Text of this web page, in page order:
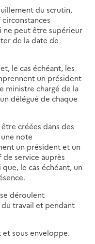
du scrutin,
ne peut être supérieur
de la date de
le cas échéant, les
un président
ministre chargé de la
délégué de chaque
créées dans des
note
un président et un
service auprès
le cas échéant, un
déroulent
travail et pendant
et sous enveloppe.